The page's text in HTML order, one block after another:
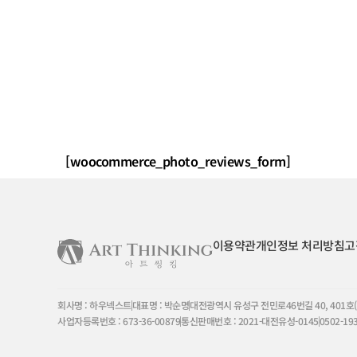
[woocommerce_photo_reviews_form]
이용약관개인정보 처리방침
회사명 : 하우넥스트대표명 : 박순명대전광역시 유성구 전민로46번길 40, 401호
사업자등록번호 : 673-36-00879통신판매번호 : 2021-대전유성-01450502-